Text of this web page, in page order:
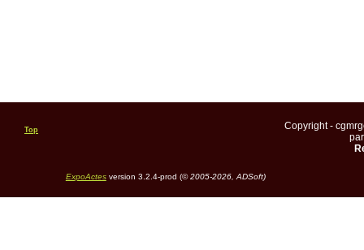
Top
Copyright -
ExpoActesversion 3.2.4-prod (©2005-2026, ADSoft)